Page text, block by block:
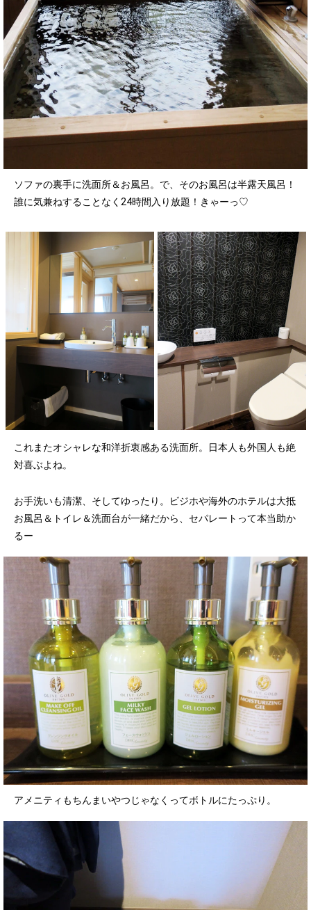
ソファの裏手に洗面所＆お風呂。で、そのお風呂は半露天風呂！
誰に気兼ねすることなく24時間入り放題！きゃーっ♡
これまたオシャレな和洋折衷感ある洗面所。日本人も外国人も絶
対喜ぶよね。
お手洗いも清潔、そしてゆったり。ビジホや海外のホテルは大抵
お風呂＆トイレ＆洗面台が一緒だから、セパレートって本当助か
るー
アメニティもちんまいやつじゃなくってボトルにたっぷり。